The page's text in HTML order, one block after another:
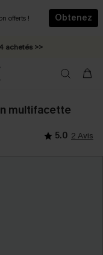
offerts !
Obtenez
>>
achetés >>
multifacette
5.0 2 Avis